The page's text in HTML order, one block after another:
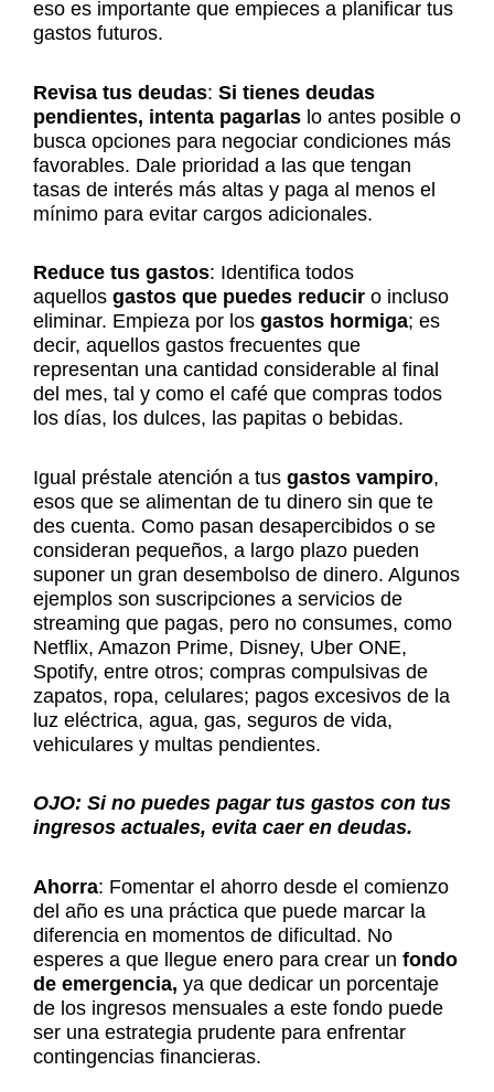
eso es importante que empieces a planificar tus
gastos futuros.
Revisa tus deudas: Si tienes deudas
pendientes, intenta pagarlas lo antes posible o
busca opciones para negociar condiciones más
favorables. Dale prioridad a las que tengan
tasas de interés más altas y paga al menos el
mínimo para evitar cargos adicionales.
Reduce tus gastos: Identifica todos
aquellos gastos que puedes reducir o incluso
eliminar. Empieza por los gastos hormiga; es
decir, aquellos gastos frecuentes que
representan una cantidad considerable al final
del mes, tal y como el café que compras todos
los días, los dulces, las papitas o bebidas.
Igual préstale atención a tus gastos vampiro,
esos que se alimentan de tu dinero sin que te
des cuenta. Como pasan desapercibidos o se
consideran pequeños, a largo plazo pueden
suponer un gran desembolso de dinero. Algunos
ejemplos son suscripciones a servicios de
streaming que pagas, pero no consumes, como
Netflix, Amazon Prime, Disney, Uber ONE,
Spotify, entre otros; compras compulsivas de
zapatos, ropa, celulares; pagos excesivos de la
luz eléctrica, agua, gas, seguros de vida,
vehiculares y multas pendientes.
OJO: Si no puedes pagar tus gastos con tus
ingresos actuales, evita caer en deudas.
Ahorra: Fomentar el ahorro desde el comienzo
del año es una práctica que puede marcar la
diferencia en momentos de dificultad. No
esperes a que llegue enero para crear un fondo
de emergencia, ya que dedicar un porcentaje
de los ingresos mensuales a este fondo puede
ser una estrategia prudente para enfrentar
contingencias financieras.